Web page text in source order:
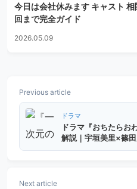
今日は会社休みます キャスト
回まで完全ガイド
2026.05.09
Previous article
ドラマ
ドラマ『おちたらお
解説｜宇垣美里×篠
Next article